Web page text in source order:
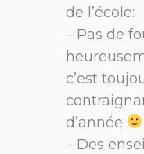
de l’école:
– Pas de
c’est
d’année
– Des